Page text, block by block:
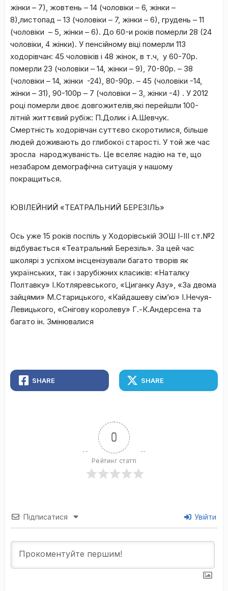
жінки – 7), жовтень – 14 (чоловіки – 6, жінки –
8),листопад – 13 (чоловіки – 7, жінки – 6), грудень – 11
(чоловіки – 5, жінки – 6). До 60-и років померли 28 (24
чоловіки, 4 жінки). У пенсійному віці померли 113
ходорівчан: 45 чоловіків і 48 жінок, в т.ч, у 60-70р.
померли 23 (чоловіки – 14, жінки – 9), 70-80р. – 38
(чоловіки – 14, жінки -24), 80-90р. – 45 (чоловіки -14,
жінки – 31), 90-100р – 7 (чоловіки – 3, жінки -4) . У 2012
році померли двоє довгожителів,які перейшли 100-
літній життєвий рубіж: П.Долик і А.Шевчук.
Смертність ходорівчан суттєво скоротилися, більше
людей доживають до глибокої старості. У той же час
зросла народжуваність. Це вселяє надію на те, що
незабаром демографічна ситуація у нашому
покращиться.
ЮВІЛЕЙНИЙ «ТЕАТРАЛЬНИЙ БЕРЕЗІЛЬ»
Ось уже 15 років поспіль у Ходорівській ЗОШ І-ІІІ ст.№2
відбувається «Театральний Березіль». За цей час
школярі з успіхом інсценізували багато творів як
українських, так і зарубіжних класиків: «Наталку
Полтавку» І.Котляревського, «Циганку Азу», «За двома
зайцями» М.Старицького, «Кайдашеву сім’ю» І.Нечуя-
Левицького, «Снігову королеву» Г.-К.Андерсена та
багато ін. Змінювалися
SHARE SHARE
0
Рейтинг статті
Підписатися Увійти